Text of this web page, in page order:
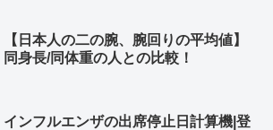
【日本人の二の腕、腕回りの平均値】
同身長/同体重の人との比較！
インフルエンザの出席停止日計算機|登